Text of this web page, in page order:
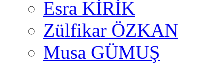
Esra KİRİK
Zülfikar ÖZKAN
Musa GÜMUŞ